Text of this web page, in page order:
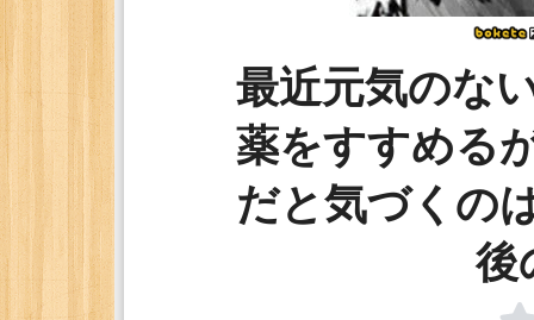
最近元気のな
薬をすすめる
だと気づくの
後